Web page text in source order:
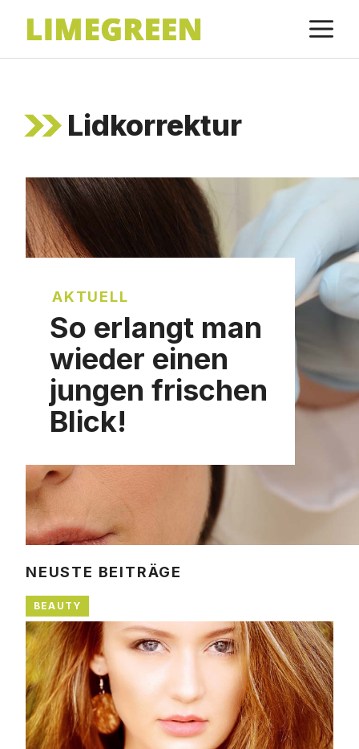
Inhalt
springen
Lidkorrektur
AKTUELL
So erlangt man
wieder einen
jungen frischen
Blick!
NEUSTE BEITRÄGE
BEAUTY